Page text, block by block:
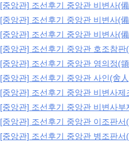
[중앙관] 조선후기 중앙관 비변사(
[중앙관] 조선후기 중앙관 비변사(
[중앙관] 조선후기 중앙관 비변사(
[중앙관] 조선후기 중앙관 호조참판
[중앙관] 조선후기 중앙관 영의정(
[중앙관] 조선후기 중앙관 사인(舍
[중앙관] 조선후기 중앙관 비변사
[중앙관] 조선후기 중앙관 비변사
[중앙관] 조선후기 중앙관 이조판서
[중앙관] 조선후기 중앙관 병조판서